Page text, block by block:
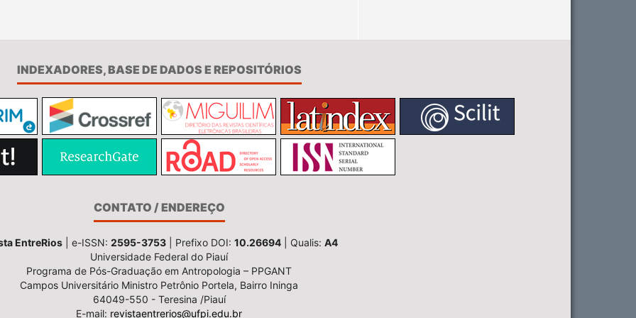
INDEXADORES, BASE DE DADOS E REPOSITÓRIOS
CONTATO / ENDEREÇO
EntreRios | e-ISSN: 2595-3753 | Prefixo DOI: 10.26694 | Qualis: A4
Universidade Federal do Piauí
Programa de Pós-Graduação em Antropologia – PPGANT
Campos Universitário Ministro Petrônio Portela, Bairro Ininga
64049-550 - Teresina /Piauí
E-mail: revistaentrerios@ufpi.edu.br